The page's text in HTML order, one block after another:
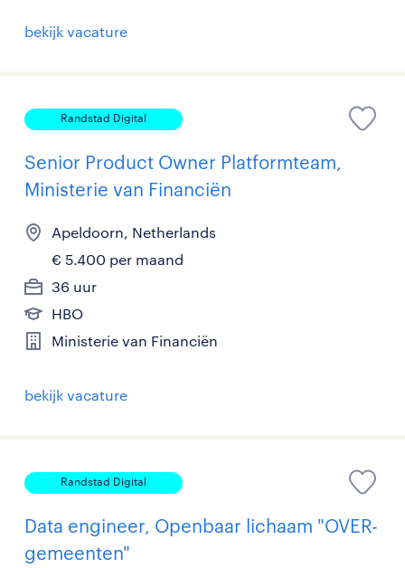
bekijk vacature
Randstad Digital
Senior Product Owner Platformteam,
Ministerie van Financiën
Apeldoorn, Netherlands
€ 5.400 per maand
36 uur
HBO
Ministerie van Financiën
bekijk vacature
Randstad Digital
Data engineer, Openbaar lichaam "OVER-
gemeenten"